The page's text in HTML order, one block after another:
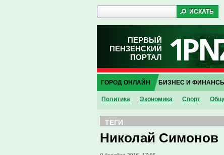
ПЕРВЫЙ
ПЕНЗЕНСКИЙ
ПОРТАЛ
ГОРОД ОНЛАЙН
Политика Экономика Спорт
БИЗНЕС И ФИНАНСЫ
ТЕГИ
Николай Симонов